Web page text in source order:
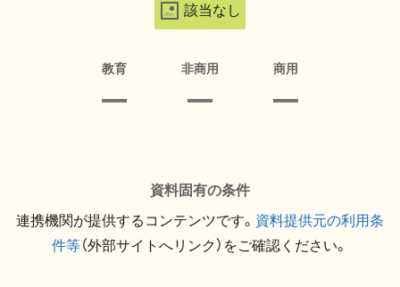
該当なし
教育 非商用 商用
資料固有の条件
連携機関が提供するコンテンツです。 資料提供元の利用条
件等（外部サイトへリンク）をご確認ください。